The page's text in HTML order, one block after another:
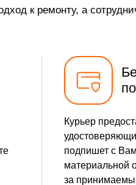
к ремонту, а
Курьер
подпишет с
материальной
за